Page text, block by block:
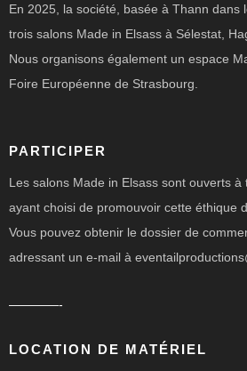
En 2025, la société, basée à Thann dans
trois salons Made in Elsass à Sélestat,
Nous organisons également un espace
Foire Européenne de Strasbourg.
PARTICIPER
Les salons Made in Elsass sont ouverts
ayant choisi de promouvoir cette éthique
Vous pouvez obtenir le dossier de
adressant un e-mail à
————-
LOCATION DE MATÉRIEL